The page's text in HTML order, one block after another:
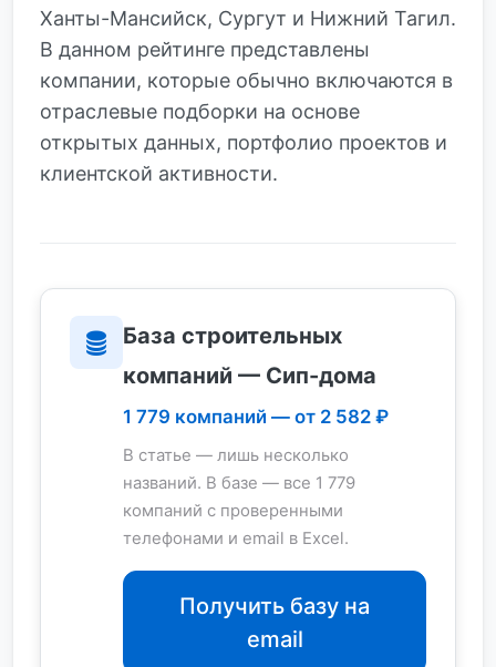
Ханты-Мансийск, Сургут и Нижний Тагил.
В данном рейтинге представлены
компании, которые обычно включаются в
отраслевые подборки на основе
открытых данных, портфолио проектов и
клиентской активности.
База строительных
компаний — Сип-дома
1 779 компаний — от 2 582 ₽
В статье — лишь несколько
названий. В базе — все 1 779
компаний с проверенными
телефонами и email в Excel.
Получить базу на
email